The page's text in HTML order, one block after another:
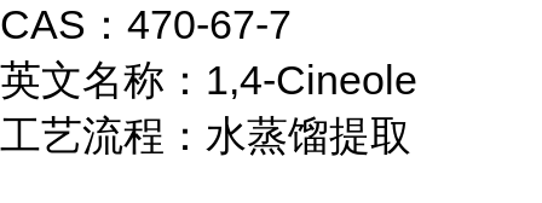
CAS：470-67-7
英文名称：1,4-Cineole
工艺流程：水蒸馏提取